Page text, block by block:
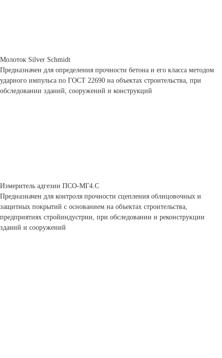
Молоток Silver Schmidt
Предназначен для определения прочности бетона и его класса методом
ударного импульса по ГОСТ 22690 на объектах строительства, при
обследовании зданий, сооружений и конструкций
Измеритель адгезии ПСО-МГ4.С
Предназначен для контроля прочности сцепления облицовочных и
защитных покрытий с основанием на объектах строительства,
предприятиях стройиндустрии, при обследовании и реконструкции
зданий и сооружений